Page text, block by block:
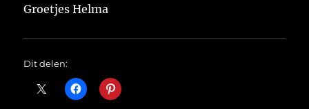
Groetjes Helma
Dit delen: